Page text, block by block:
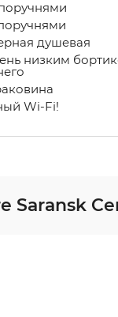
душевая
низким
Wi-Fi!
Saransk